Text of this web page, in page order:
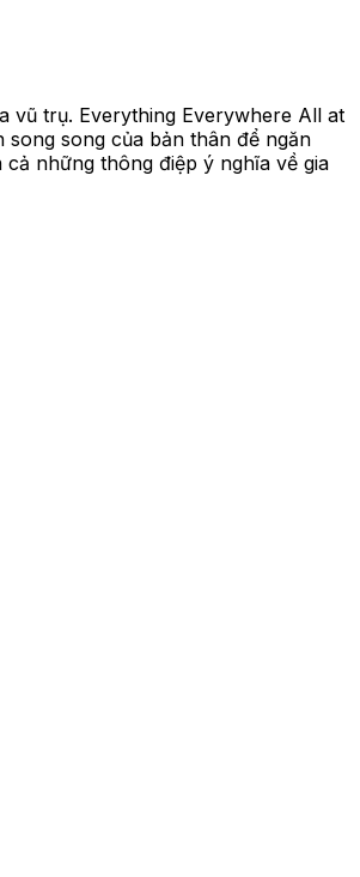
vũ trụ. Everything Everywhere All at
song của bản thân để ngăn
cả những thông điệp ý nghĩa về gia